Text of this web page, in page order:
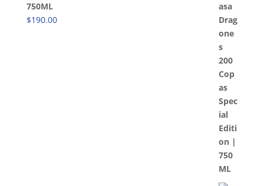
750ML
$190.00